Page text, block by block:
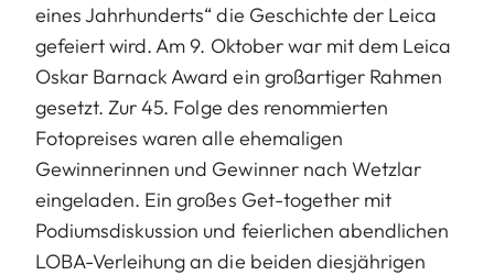
eines Jahrhunderts“ die Geschichte der Leica
gefeiert wird. Am 9. Oktober war mit dem Leica
Oskar Barnack Award ein großartiger Rahmen
gesetzt. Zur 45. Folge des renommierten
Fotopreises waren alle ehemaligen
Gewinnerinnen und Gewinner nach Wetzlar
eingeladen. Ein großes Get-together mit
Podiumsdiskussion und feierlichen abendlichen
LOBA-Verleihung an die beiden diesjährigen